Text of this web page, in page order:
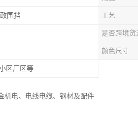
围挡 工艺
是否跨境货
颜色尺寸
区厂区等
机电、电线电缆、钢材及配件